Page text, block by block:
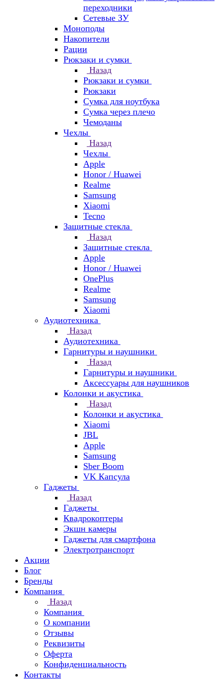
переходники
Сетевые ЗУ
Моноподы
Накопители
Рации
Рюкзаки и сумки
Назад
Рюкзаки и сумки
Рюкзаки
Сумка для ноутбука
Сумка через плечо
Чемоданы
Чехлы
Назад
Чехлы
Apple
Honor / Huawei
Realme
Samsung
Xiaomi
Tecno
Защитные стекла
Назад
Защитные стекла
Apple
Honor / Huawei
OnePlus
Realme
Samsung
Xiaomi
Аудиотехника
Назад
Аудиотехника
Гарнитуры и наушники
Назад
Гарнитуры и наушники
Аксессуары для наушников
Колонки и акустика
Назад
Колонки и акустика
Xiaomi
JBL
Apple
Samsung
Sber Boom
VK Капсула
Гаджеты
Назад
Гаджеты
Квадрокоптеры
Экшн камеры
Гаджеты для смартфона
Электротранспорт
Акции
Блог
Бренды
Компания
Назад
Компания
О компании
Отзывы
Реквизиты
Оферта
Конфиденциальность
Контакты